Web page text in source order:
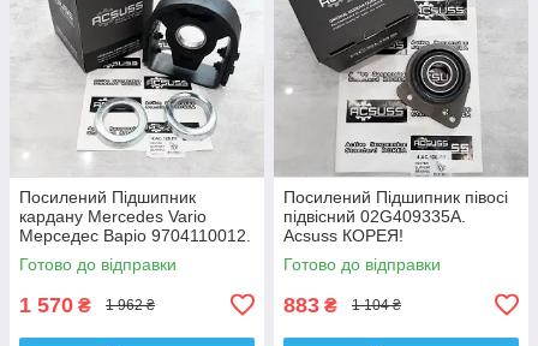
Посилений Підшипник
кардану Mercedes Vario
Мерседес Варіо 9704110012.
Acsuss КОРЕЯ!
Готово до відправки
1 570 ₴ 1 962 ₴
Посилений Підшипник півосі
підвісний 02G409335A.
Acsuss КОРЕЯ!
Готово до відправки
883 ₴ 1 104 ₴